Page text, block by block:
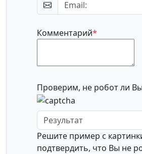
Комментарий*
Проверим, не робот ли
Решите пример с
подтвердить, что Вы не